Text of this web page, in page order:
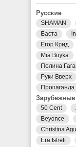
Русские
SHAMAN
Баста
Егор Крид
Mia Boyka
Полина
Руки Вверх
Пропаганда
Зарубежные
50 Cent
Beyonce
Christina
Era Istrefi